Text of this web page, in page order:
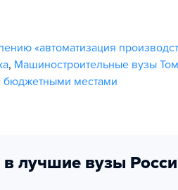
«автоматизация
, Машиностроительные вузы
бюджетными местами
лучшие вузы